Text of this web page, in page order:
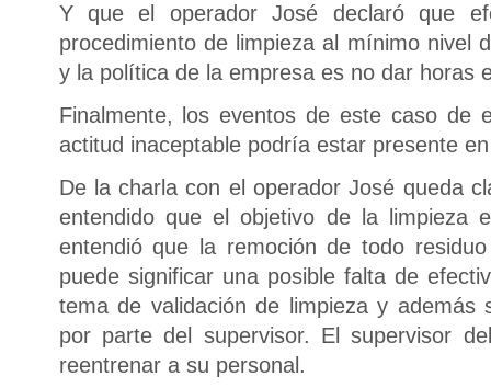
Y que el operador José declaró que
procedimiento de limpieza al mínimo nivel
y la política de la empresa es no dar horas
Finalmente, los eventos de este caso de
actitud inaceptable podría estar presente
De la charla con el operador José queda
entendido que el objetivo de la limpieza
entendió que la remoción de todo
puede significar una posible falta de
tema de validación de limpieza y además
por parte del supervisor. El supervisor
reentrenar a su personal.